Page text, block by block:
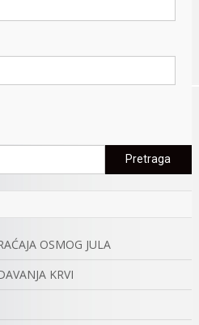
Pretraga:
OSMOG JULA
KRVI